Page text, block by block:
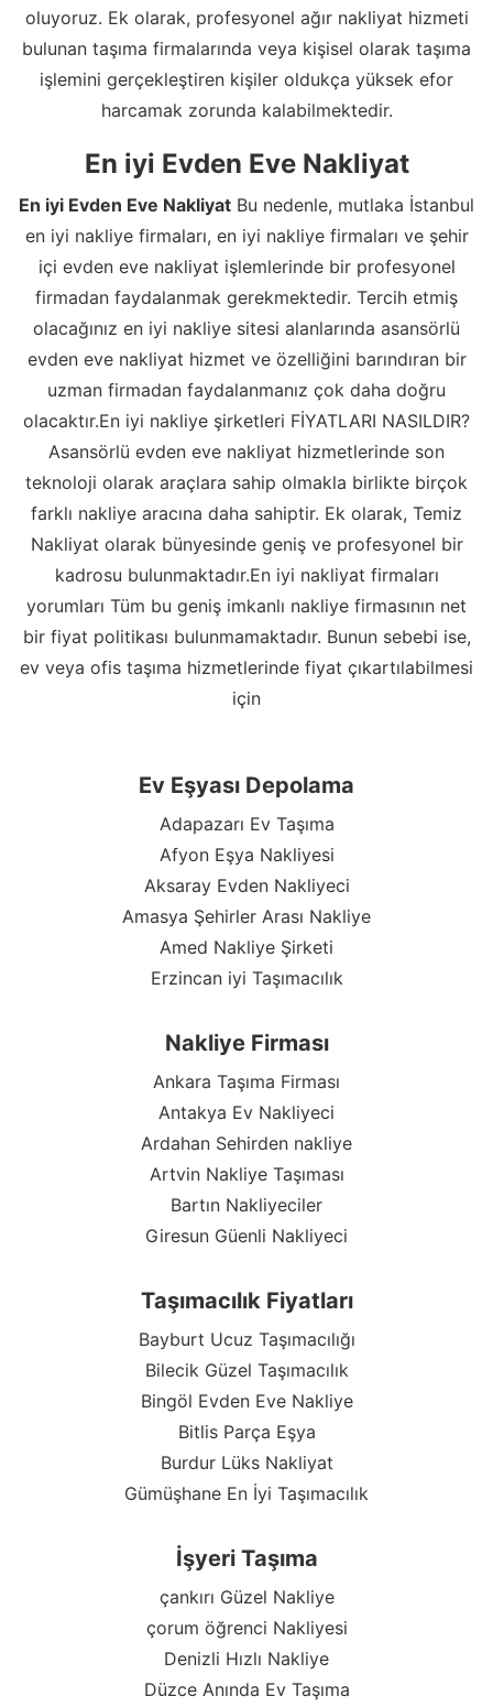
oluyoruz. Ek olarak, profesyonel ağır nakliyat hizmeti
bulunan taşıma firmalarında veya kişisel olarak taşıma
işlemini gerçekleştiren kişiler oldukça yüksek efor
harcamak zorunda kalabilmektedir.
En iyi Evden Eve Nakliyat
En iyi Evden Eve Nakliyat Bu nedenle, mutlaka İstanbul
en iyi nakliye firmaları, en iyi nakliye firmaları ve şehir
içi evden eve nakliyat işlemlerinde bir profesyonel
firmadan faydalanmak gerekmektedir. Tercih etmiş
olacağınız en iyi nakliye sitesi alanlarında asansörlü
evden eve nakliyat hizmet ve özelliğini barındıran bir
uzman firmadan faydalanmanız çok daha doğru
olacaktır.En iyi nakliye şirketleri FİYATLARI NASILDIR?
Asansörlü evden eve nakliyat hizmetlerinde son
teknoloji olarak araçlara sahip olmakla birlikte birçok
farklı nakliye aracına daha sahiptir. Ek olarak, Temiz
Nakliyat olarak bünyesinde geniş ve profesyonel bir
kadrosu bulunmaktadır.En iyi nakliyat firmaları
yorumları Tüm bu geniş imkanlı nakliye firmasının net
bir fiyat politikası bulunmamaktadır. Bunun sebebi ise,
ev veya ofis taşıma hizmetlerinde fiyat çıkartılabilmesi
için
Ev Eşyası Depolama
Adapazarı Ev Taşıma
Afyon Eşya Nakliyesi
Aksaray Evden Nakliyeci
Amasya Şehirler Arası Nakliye
Amed Nakliye Şirketi
Erzincan iyi Taşımacılık
Nakliye Firması
Ankara Taşıma Firması
Antakya Ev Nakliyeci
Ardahan Sehirden nakliye
Artvin Nakliye Taşıması
Bartın Nakliyeciler
Giresun Güenli Nakliyeci
Taşımacılık Fiyatları
Bayburt Ucuz Taşımacılığı
Bilecik Güzel Taşımacılık
Bingöl Evden Eve Nakliye
Bitlis Parça Eşya
Burdur Lüks Nakliyat
Gümüşhane En İyi Taşımacılık
İşyeri Taşıma
çankırı Güzel Nakliye
çorum öğrenci Nakliyesi
Denizli Hızlı Nakliye
Düzce Anında Ev Taşıma